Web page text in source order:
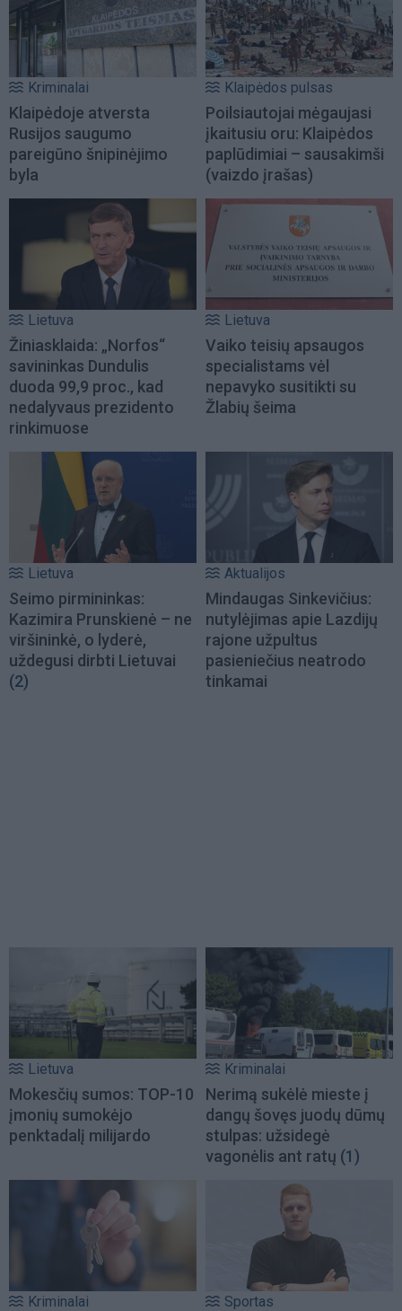
Kriminalai
Klaipėdoje atversta
Rusijos saugumo
pareigūno šnipinėjimo
byla
Klaipėdos pulsas
Poilsiautojai mėgaujasi
įkaitusiu oru: Klaipėdos
paplūdimiai – sausakimši
(vaizdo įrašas)
Lietuva
Žiniasklaida: „Norfos“
savininkas Dundulis
duoda 99,9 proc., kad
nedalyvaus prezidento
rinkimuose
Lietuva
Vaiko teisių apsaugos
specialistams vėl
nepavyko susitikti su
Žlabių šeima
Lietuva
Seimo pirmininkas:
Kazimira Prunskienė – ne
viršininkė, o lyderė,
uždegusi dirbti Lietuvai
(2)
Aktualijos
Mindaugas Sinkevičius:
nutylėjimas apie Lazdijų
rajone užpultus
pasieniečius neatrodo
tinkamai
Lietuva
Mokesčių sumos: TOP-10
įmonių sumokėjo
penktadalį milijardo
Kriminalai
Nerimą sukėlė mieste į
dangų šovęs juodų dūmų
stulpas: užsidegė
vagonėlis ant ratų (1)
Kriminalai Sportas